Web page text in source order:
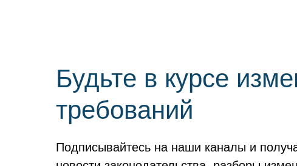
Будьте в курсе
требований
Подписывайтесь на наши каналы и